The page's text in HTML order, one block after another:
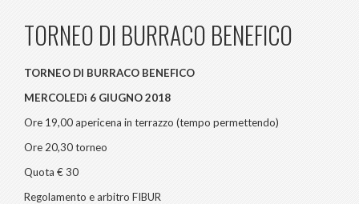
TORNEO DI BURRACO BENEFICO
TORNEO DI BURRACO BENEFICO
MERCOLEDì 6 GIUGNO 2018
Ore 19,00 apericena in terrazzo (tempo permettendo)
Ore 20,30 torneo
Quota € 30
Regolamento e arbitro FIBUR